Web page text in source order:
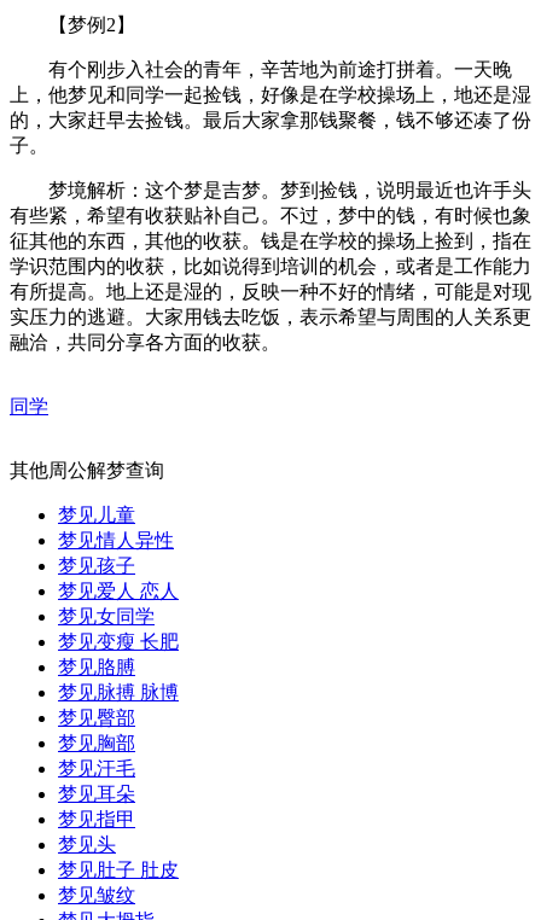
【梦例2】
有个刚步入社会的青年，辛苦地为前途打拼着。一天晚
上，他梦见和同学一起捡钱，好像是在学校操场上，地还是湿
的，大家赶早去捡钱。最后大家拿那钱聚餐，钱不够还凑了份
子。
梦境解析：这个梦是吉梦。梦到捡钱，说明最近也许手头
有些紧，希望有收获贴补自己。不过，梦中的钱，有时候也象
征其他的东西，其他的收获。钱是在学校的操场上捡到，指在
学识范围内的收获，比如说得到培训的机会，或者是工作能力
有所提高。地上还是湿的，反映一种不好的情绪，可能是对现
实压力的逃避。大家用钱去吃饭，表示希望与周围的人关系更
融洽，共同分享各方面的收获。
同学
其他周公解梦查询
梦见儿童
梦见情人异性
梦见孩子
梦见爱人 恋人
梦见女同学
梦见变瘦 长肥
梦见胳膊
梦见脉搏 脉博
梦见臀部
梦见胸部
梦见汗毛
梦见耳朵
梦见指甲
梦见头
梦见肚子 肚皮
梦见皱纹